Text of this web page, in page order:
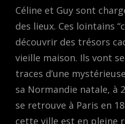
Céline et Guy sont
des lieux. Ces lointains
découvrir des trésors
vieille maison. Ils vont
traces d’une
sa Normandie natale, à
se retrouve à Paris en
cette ville est en pleine